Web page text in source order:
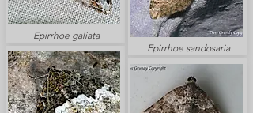
Epirrhoe galiata
Epirrhoe sandosaria